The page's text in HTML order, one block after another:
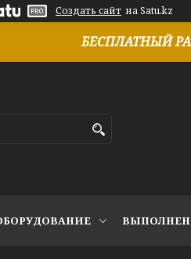
Создать сайт на Satu.kz
БЕСПЛАТНЫЙ